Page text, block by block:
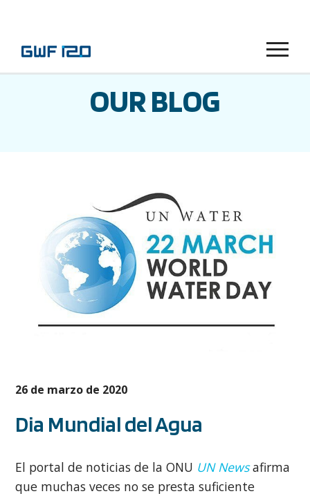
Menu
OUR BLOG
26 de marzo de 2020
Dia Mundial del Agua
El portal de noticias de la ONU UN Newsafirma
que muchas veces no se presta suficiente